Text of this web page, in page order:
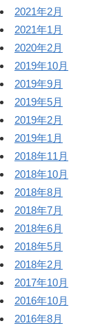
2021年2月
2021年1月
2020年2月
2019年10月
2019年9月
2019年5月
2019年2月
2019年1月
2018年11月
2018年10月
2018年8月
2018年7月
2018年6月
2018年5月
2018年2月
2017年10月
2016年10月
2016年8月